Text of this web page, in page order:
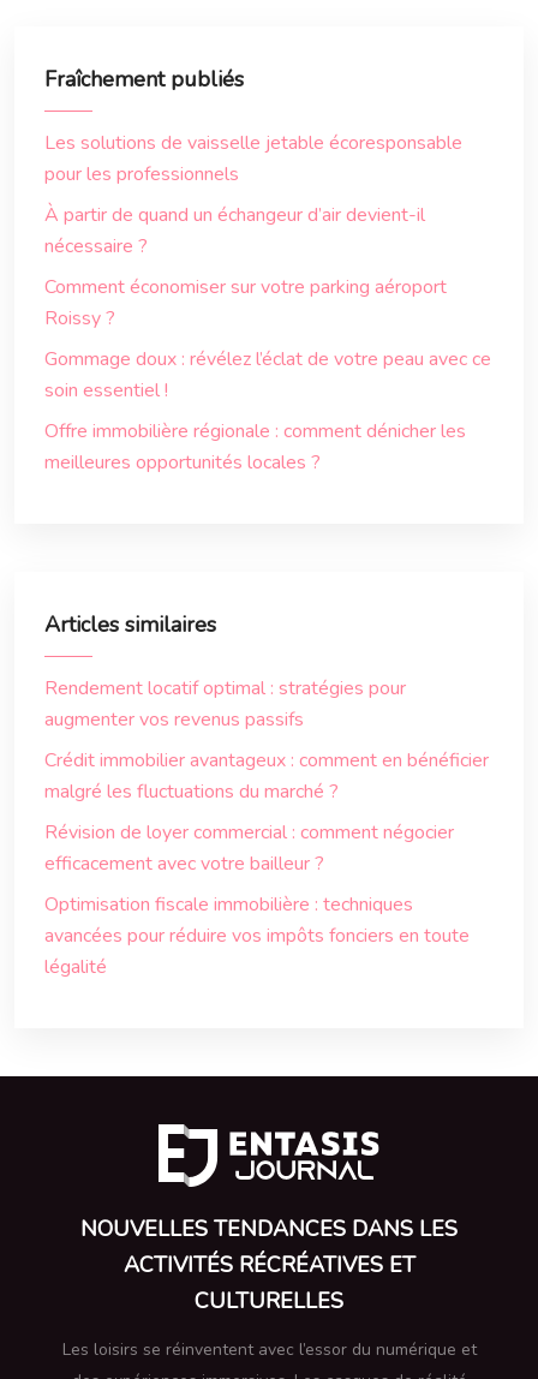
Fraîchement publiés
Les solutions de vaisselle jetable écoresponsable
pour les professionnels
À partir de quand un échangeur d’air devient-il
nécessaire ?
Comment économiser sur votre parking aéroport
Roissy ?
Gommage doux : révélez l’éclat de votre peau avec ce
soin essentiel !
Offre immobilière régionale : comment dénicher les
meilleures opportunités locales ?
Articles similaires
Rendement locatif optimal : stratégies pour
augmenter vos revenus passifs
Crédit immobilier avantageux : comment en bénéficier
malgré les fluctuations du marché ?
Révision de loyer commercial : comment négocier
efficacement avec votre bailleur ?
Optimisation fiscale immobilière : techniques
avancées pour réduire vos impôts fonciers en toute
légalité
NOUVELLES TENDANCES DANS LES
ACTIVITÉS RÉCRÉATIVES ET
CULTURELLES
Les loisirs se réinventent avec l’essor du numérique et